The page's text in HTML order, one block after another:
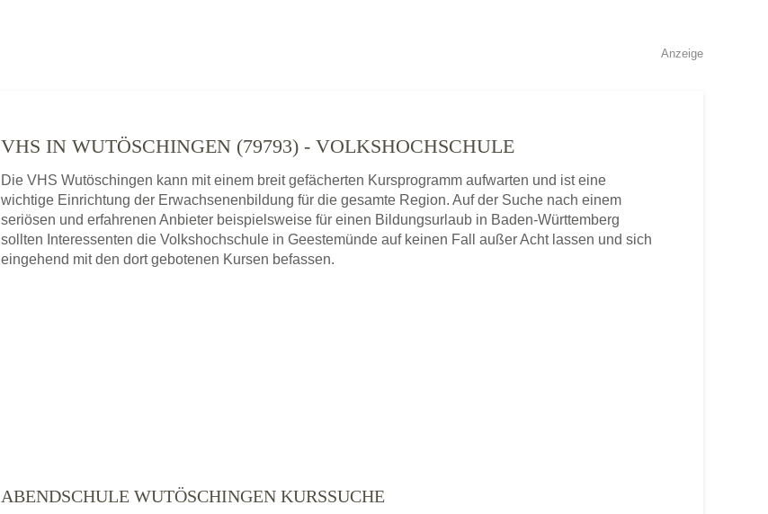
Anzeige
VHS IN WUTÖSCHINGEN (79793) - VOLKSHOCHSCHULE
Die VHS Wutöschingen kann mit einem breit gefächerten Kursprogramm aufwarten und ist eine
wichtige Einrichtung der Erwachsenenbildung für die gesamte Region. Auf der Suche nach einem
seriösen und erfahrenen Anbieter beispielsweise für einen Bildungsurlaub in Baden-Württemberg
sollten Interessenten die Volkshochschule in Geestemünde auf keinen Fall außer Acht lassen und sich
eingehend mit den dort gebotenen Kursen befassen.
ABENDSCHULE WUTÖSCHINGEN KURSSUCHE